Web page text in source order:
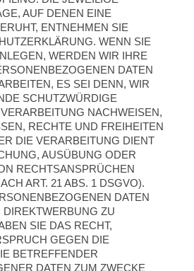
AUF DENEN EINE
ENTNEHMEN SIE
WENN SIE
WERDEN WIR IHRE
DATEN
ES SEI DENN, WIR
SCHUTZWÜRDIGE
NACHWEISEN,
RECHTE UND FREIHEITEN
DIE VERARBEITUNG DIENT
AUSÜBUNG ODER
RECHTSANSPRÜCHEN
ART. 21 ABS. 1 DSGVO).
DATEN
ZU
SIE DAS RECHT,
GEGEN DIE
BETREFFENDER
DATEN ZUM ZWECKE